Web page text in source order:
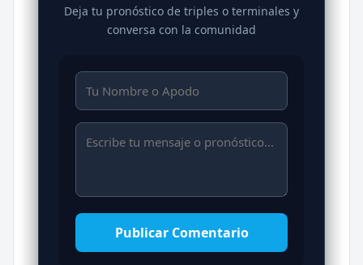
Deja tu pronóstico de triples o terminales y
conversa con la comunidad
Publicar Comentario